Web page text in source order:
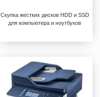
Скупка жестких дисков HDD и SSD
для компьютера и ноутбуков